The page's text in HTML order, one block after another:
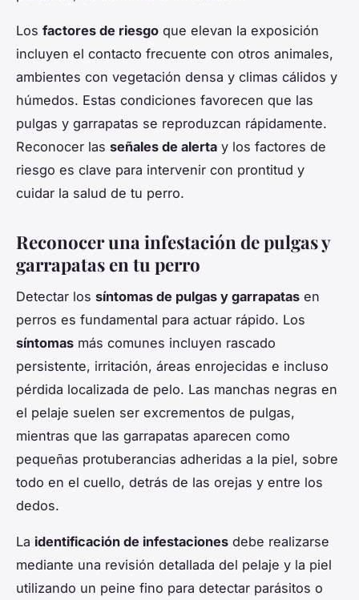
Los factores de riesgo que elevan la exposición
incluyen el contacto frecuente con otros animales,
ambientes con vegetación densa y climas cálidos y
húmedos. Estas condiciones favorecen que las
pulgas y garrapatas se reproduzcan rápidamente.
Reconocer las señales de alerta y los factores de
riesgo es clave para intervenir con prontitud y
cuidar la salud de tu perro.
Reconocer una infestación de pulgas y
garrapatas en tu perro
Detectar los síntomas de pulgas y garrapatas en
perros es fundamental para actuar rápido. Los
síntomas más comunes incluyen rascado
persistente, irritación, áreas enrojecidas e incluso
pérdida localizada de pelo. Las manchas negras en
el pelaje suelen ser excrementos de pulgas,
mientras que las garrapatas aparecen como
pequeñas protuberancias adheridas a la piel, sobre
todo en el cuello, detrás de las orejas y entre los
dedos.
La identificación de infestaciones debe realizarse
mediante una revisión detallada del pelaje y la piel
utilizando un peine fino para detectar parásitos o